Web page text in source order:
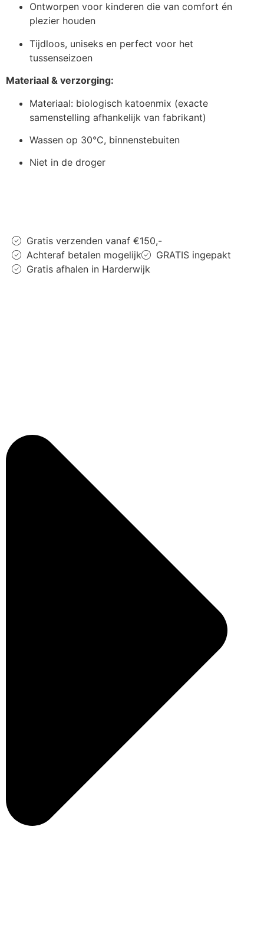
Ontworpen voor kinderen die van comfort én
plezier houden
Tijdloos, uniseks en perfect voor het
tussenseizoen
Materiaal & verzorging:
Materiaal: biologisch katoenmix (exacte
samenstelling afhankelijk van fabrikant)
Wassen op 30°C, binnenstebuiten
Niet in de droger
Gratis verzenden vanaf €150,-
Achteraf betalen mogelijk
GRATIS ingepakt
Gratis afhalen in Harderwijk